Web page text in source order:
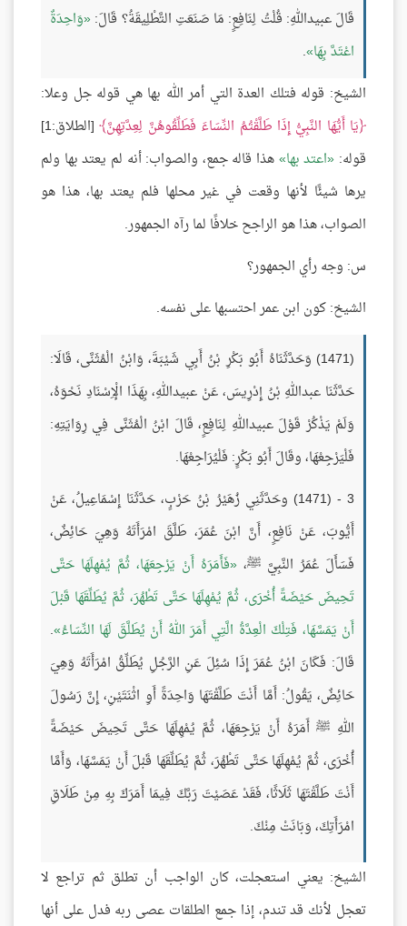
قَالَ عبيداللهِ: قُلْتُ لِنَافِعٍ: مَا صَنَعَتِ التَّطْلِيقَةُ؟ قَالَ: وَاحِدَةٌ
اعْتَدَّ بِهَا .
الشيخ: قوله فتلك العدة التي أمر الله بها هي قوله جل وعلا:
يَا أَيُّهَا النَّبِيُّ إِذَا طَلَّقْتُمُ النِّسَاءَ فَطَلِّقُوهُنَّ لِعِدَّتِهِنَّ
[الطلاق:1]
قوله: اعتد بها هذا قاله جمع، والصواب: أنه لم يعتد بها ولم
يرها شيئًا لأنها وقعت في غير محلها فلم يعتد بها، هذا هو
الصواب، هذا هو الراجح خلافًا لما رآه الجمهور.
س: وجه رأي الجمهور؟
الشيخ: كون ابن عمر احتسبها على نفسه.
(1471) وَحَدَّثَنَاهُ أَبُو بَكْرِ بْنُ أَبِي شَيْبَةَ، وَابْنُ الْمُثَنَّى، قَالَا:
حَدَّثَنَا عبداللهِ بْنُ إِدْرِيسَ، عَنْ عبيداللهِ، بِهَذَا الْإِسْنَادِ نَحْوَهُ،
وَلَمْ يَذْكُرْ قَوْلَ عبيداللهِ لِنَافِعٍ، قَالَ ابْنُ الْمُثَنَّى فِي رِوَايَتِهِ:
فَلْيَرْجِعْهَا، وقَالَ أَبُو بَكْرٍ: فَلْيُرَاجِعْهَا.
3 - (1471) وحَدَّثَنِي زُهَيْرُ بْنُ حَرْبٍ، حَدَّثَنَا إِسْمَاعِيلُ، عَنْ
أَيُّوبَ، عَنْ نَافِعٍ، أَنَّ ابْنَ عُمَرَ، طَلَّقَ امْرَأَتَهُ وَهِيَ حَائِضٌ،
فَسَأَلَ عُمَرُ النَّبِيَّ ﷺ، فَأَمَرَهُ أَنْ يَرْجِعَهَا، ثُمَّ يُمْهِلَهَا حَتَّى
تَحِيضَ حَيْضَةً أُخْرَى، ثُمَّ يُمْهِلَهَا حَتَّى تَطْهُرَ، ثُمَّ يُطَلِّقَهَا قَبْلَ
أَنْ يَمَسَّهَا، فَتِلْكَ الْعِدَّةُ الَّتِي أَمَرَ اللهُ أَنْ يُطَلَّقَ لَهَا النِّسَاءُ .
قَالَ: فَكَانَ ابْنُ عُمَرَ إِذَا سُئِلَ عَنِ الرَّجُلِ يُطَلِّقُ امْرَأَتَهُ وَهِيَ
حَائِضٌ، يَقُولُ: أَمَّا أَنْتَ طَلَّقْتَهَا وَاحِدَةً أَوِ اثْنَتَيْنِ، إِنَّ رَسُولَ
اللهِ ﷺ أَمَرَهُ أَنْ يَرْجِعَهَا، ثُمَّ يُمْهِلَهَا حَتَّى تَحِيضَ حَيْضَةً
أُخْرَى، ثُمَّ يُمْهِلَهَا حَتَّى تَطْهُرَ، ثُمَّ يُطَلِّقَهَا قَبْلَ أَنْ يَمَسَّهَا، وَأَمَّا
أَنْتَ طَلَّقْتَهَا ثَلَاثًا، فَقَدْ عَصَيْتَ رَبَّكَ فِيمَا أَمَرَكَ بِهِ مِنْ طَلَاقِ
امْرَأَتِكَ، وَبَانَتْ مِنْكَ.
الشيخ: يعني استعجلت، كان الواجب أن تطلق ثم تراجع لا
تعجل لأنك قد تندم، إذا جمع الطلقات عصى ربه فدل على أنها